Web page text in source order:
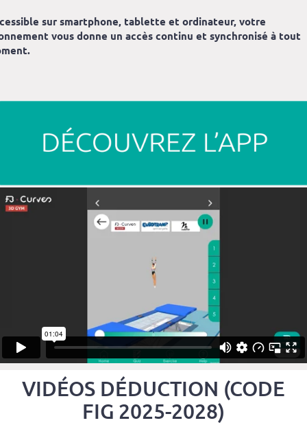
sur smartphone, tablette et ordinateur, votre
vous donne un accès continu et synchronisé à tout
VIDÉOS DÉDUCTION (CODE
FIG 2025-2028)